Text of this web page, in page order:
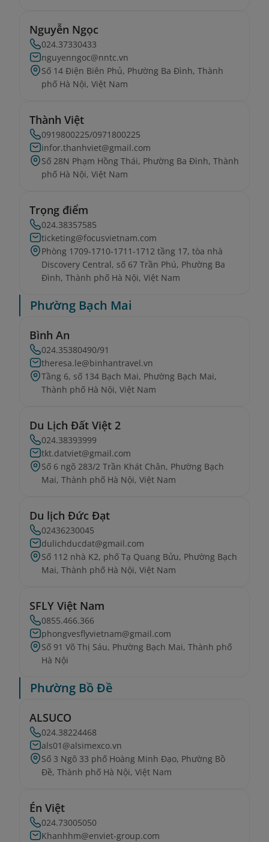
Nguyễn Ngọc
024.37330433
nguyenngoc@nntc.vn
Số 14 Điện Biên Phủ, Phường Ba Đình, Thành
phố Hà Nội, Việt Nam
Thành Việt
0919800225/0971800225
infor.thanhviet@gmail.com
Số 28N Phạm Hồng Thái, Phường Ba Đình, Thành
phố Hà Nội, Việt Nam
Trọng điểm
024.38357585
ticketing@focusvietnam.com
Phòng 1709-1710-1711-1712 tầng 17, tòa nhà
Discovery Central, số 67 Trần Phú, Phường Ba
Đình, Thành phố Hà Nội, Việt Nam
Phường Bạch Mai
Bình An
024.35380490/91
theresa.le@binhantravel.vn
Tầng 6, số 134 Bạch Mai, Phường Bạch Mai,
Thành phố Hà Nội, Việt Nam
Du Lịch Đất Việt 2
024.38393999
tkt.datviet@gmail.com
Số 6 ngõ 283/2 Trần Khát Chân, Phường Bạch
Mai, Thành phố Hà Nội, Việt Nam
Du lịch Đức Đạt
02436230045
dulichducdat@gmail.com
Số 112 nhà K2, phố Tạ Quang Bửu, Phường Bạch
Mai, Thành phố Hà Nội, Việt Nam
SFLY Việt Nam
0855.466.366
phongvesflyvietnam@gmail.com
Số 91 Võ Thị Sáu, Phường Bạch Mai, Thành phố
Hà Nội
Phường Bồ Đề
ALSUCO
024.38224468
als01@alsimexco.vn
Số 3 Ngõ 33 phố Hoàng Minh Đạo, Phường Bồ
Đề, Thành phố Hà Nội, Việt Nam
Én Việt
024.73005050
Khanhhm@enviet-group.com